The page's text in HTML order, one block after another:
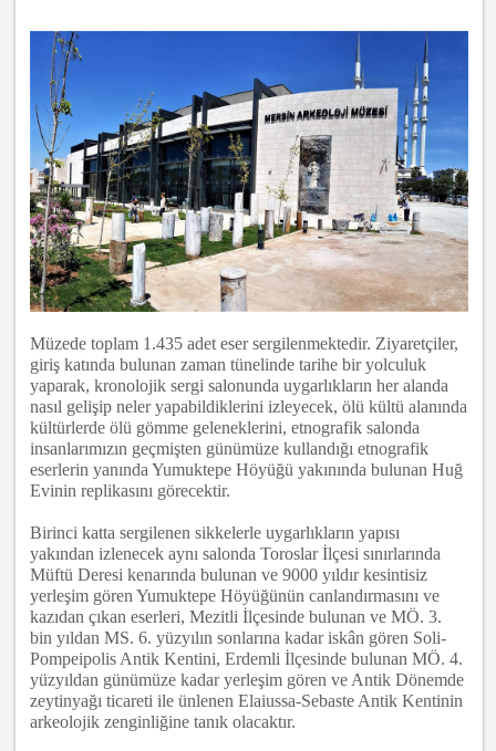
Müzede toplam 1.435 adet eser sergilenmektedir. Ziyaretçiler,
giriş katında bulunan zaman tünelinde tarihe bir yolculuk
yaparak, kronolojik sergi salonunda uygarlıkların her alanda
nasıl gelişip neler yapabildiklerini izleyecek, ölü kültü alanında
kültürlerde ölü gömme geleneklerini, etnografik salonda
insanlarımızın geçmişten günümüze kullandığı etnografik
eserlerin yanında Yumuktepe Höyüğü yakınında bulunan Huğ
Evinin replikasını görecektir.
Birinci katta sergilenen sikkelerle uygarlıkların yapısı
yakından izlenecek aynı salonda Toroslar İlçesi sınırlarında
Müftü Deresi kenarında bulunan ve 9000 yıldır kesintisiz
yerleşim gören Yumuktepe Höyüğünün canlandırmasını ve
kazıdan çıkan eserleri, Mezitli İlçesinde bulunan ve MÖ. 3.
bin yıldan MS. 6. yüzyılın sonlarına kadar iskân gören Soli-
Pompeipolis Antik Kentini, Erdemli İlçesinde bulunan MÖ. 4.
yüzyıldan günümüze kadar yerleşim gören ve Antik Dönemde
zeytinyağı ticareti ile ünlenen Elaiussa-Sebaste Antik Kentinin
arkeolojik zenginliğine tanık olacaktır.